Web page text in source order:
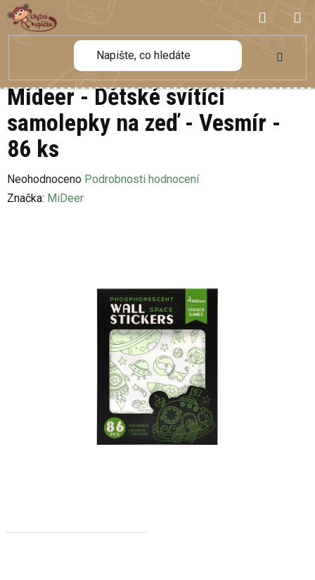
Přejít
na
obsah
KOŠÍK
Mideer - Dětské svítící
samolepky na zeď - Vesmír -
86 ks
Průměrné
hodnocení
Neohodnoceno Podrobnosti hodnocení
Značka: MiDeer